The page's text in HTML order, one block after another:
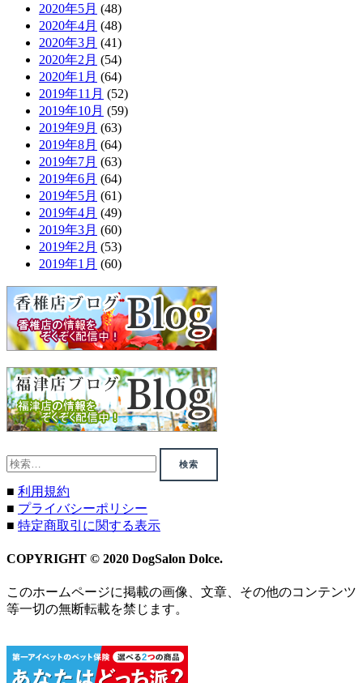
2020年5月 (48)
2020年4月 (48)
2020年3月 (41)
2020年2月 (54)
2020年1月 (64)
2019年11月 (52)
2019年10月 (59)
2019年9月 (63)
2019年8月 (64)
2019年7月 (63)
2019年6月 (64)
2019年5月 (61)
2019年4月 (49)
2019年3月 (60)
2019年2月 (53)
2019年1月 (60)
検
索:
■ 利用規約
■ プライバシーポリシー
■ 特定商取引に関する表示
COPYRIGHT © 2020 DogSalon Dolce.
このホームページに掲載の画像、文章、その他のコンテンツ
等一切の無断転載を禁じます。